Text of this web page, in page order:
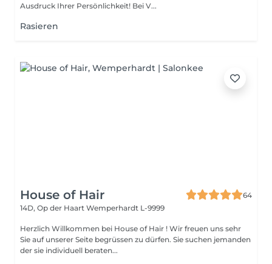
Ausdruck Ihrer Persönlichkeit! Bei V...
Rasieren
House of Hair
64
14D, Op der Haart Wemperhardt L-9999
Herzlich Willkommen bei House of Hair ! Wir freuen uns sehr
Sie auf unserer Seite begrüssen zu dürfen. Sie suchen jemanden
der sie individuell beraten...